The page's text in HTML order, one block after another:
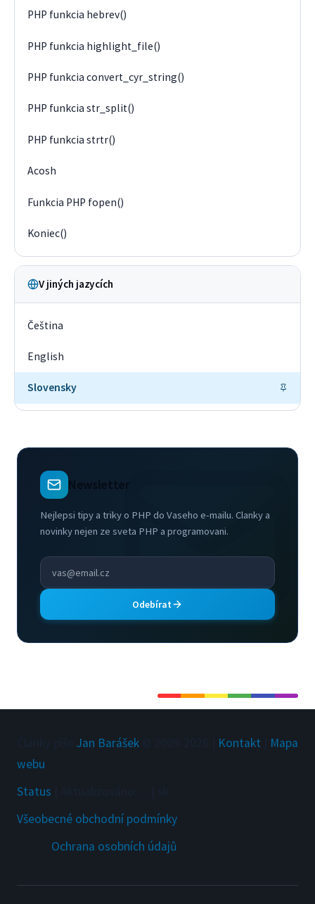
PHP funkcia hebrev()
PHP funkcia highlight_file()
PHP funkcia convert_cyr_string()
PHP funkcia str_split()
PHP funkcia strtr()
Acosh
Funkcia PHP fopen()
Koniec()
V jiných jazycích
Čeština
English
Slovensky
Newsletter
Nejlepsi tipy a triky o PHP do Vaseho e-mailu. Clanky a
novinky nejen ze sveta PHP a programovani.
Odebírat
Jan Barášek Kontakt
Mapa
webu
Status
Všeobecné obchodní podmínky
Ochrana osobních údajů